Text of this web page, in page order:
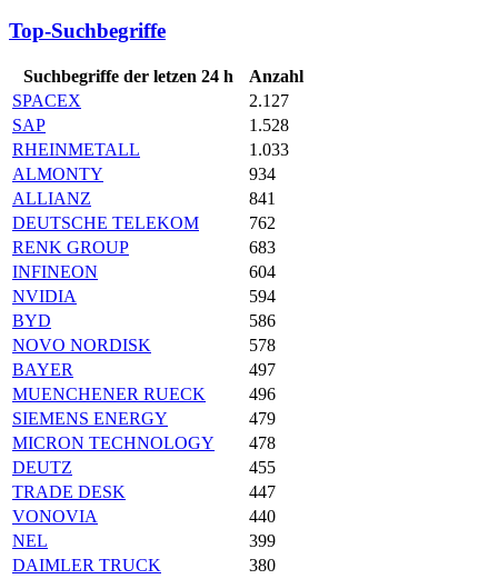
Top-Suchbegriffe
Suchbegriffe der letzen 24 h
Anzahl
SPACEX
2.127
SAP
1.528
RHEINMETALL
1.033
ALMONTY
934
ALLIANZ
841
DEUTSCHE TELEKOM
762
RENK GROUP
683
INFINEON
604
NVIDIA
594
BYD
586
NOVO NORDISK
578
BAYER
497
MUENCHENER RUECK
496
SIEMENS ENERGY
479
MICRON TECHNOLOGY
478
DEUTZ
455
TRADE DESK
447
VONOVIA
440
NEL
399
DAIMLER TRUCK
380